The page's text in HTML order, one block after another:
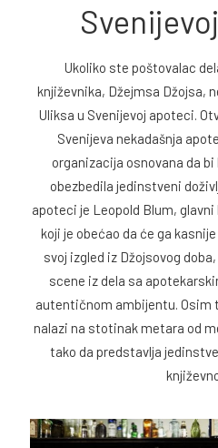
Ukoliko ste poštovalac
književnika, Džejmsa Džojsa,
Uliksa u Svenijevoj apoteci.
Svenijeva nekadašnja
organizacija osnovana da
obezbedila jedinstveni
apoteci je Leopold Blum,
koji je obećao da će ga
svoj izgled iz Džojsovog
scene iz dela sa
autentičnom ambijentu. Osim
nalazi na stotinak metara od
tako da predstavlja